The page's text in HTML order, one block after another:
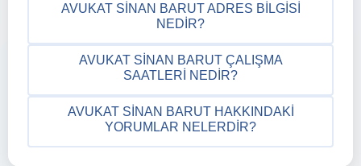
AVUKAT SINAN BARUT ADRES BILGISI
NEDIR?
AVUKAT SINAN BARUT ÇALIŞMA
SAATLERI NEDIR?
AVUKAT SINAN BARUT HAKKINDAKI
YORUMLAR NELERDIR?